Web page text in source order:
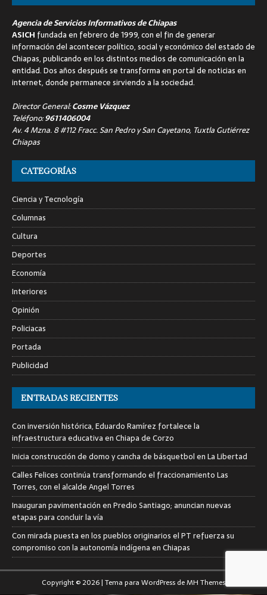
Agencia de Servicios Informativos de Chiapas
ASICH fundada en febrero de 1999, con el fin de generar
información del acontecer político, social y económico del estado de
Chiapas, publicando en los distintos medios de comunicación en la
entidad. Dos años después se transforma en portal de noticias en
internet, donde permanece sirviendo a la sociedad.
Director General:Cosme Vázquez
Teléfono:9611406004
Av. 4 Mzna. 8 #112 Fracc. San Pedro y San Cayetano, Tuxtla Gutiérrez
Chiapas
CATEGORÍAS
Ciencia y Tecnología
Columnas
Cultura
Deportes
Economía
Interiores
Opinión
Policiacas
Portada
Publicidad
ENTRADAS RECIENTES
Con inversión histórica, Eduardo Ramírez fortalece la
infraestructura educativa en Chiapa de Corzo
Inicia construcción de domo y cancha de básquetbol en La Libertad
Calles Felices continúa transformando el fraccionamiento Las
Torres, con el alcalde Angel Torres
Inauguran pavimentación en Predio Santiago; anuncian nuevas
etapas para concluir la vía
Con mirada puesta en los pueblos originarios el PT refuerza su
compromiso con la autonomía indígena en Chiapas
Copyright © 2026 | Tema para WordPress deMH Themes